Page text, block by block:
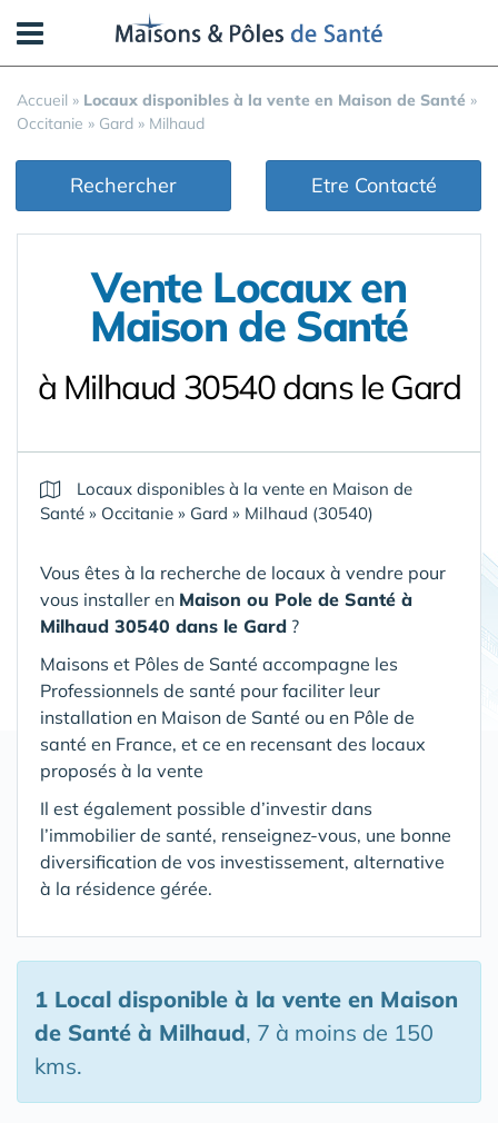
Accueil » Locaux disponibles à la vente en Maison de Santé »
Occitanie » Gard » Milhaud
Rechercher Etre Contacté
Vente Locaux en
Maison de Santé
à Milhaud 30540 dans le Gard
Locaux disponibles à la vente en Maison de
Santé » Occitanie » Gard » Milhaud (30540)
Vous êtes à la recherche de locaux à vendre pour
vous installer en Maison ou Pole de Santé à
Milhaud 30540 dans le Gard ?
Maisons et Pôles de Santé accompagne les
Professionnels de santé pour faciliter leur
installation en Maison de Santé ou en Pôle de
santé en France, et ce en recensant des locaux
proposés à la vente
Il est également possible d’investir dans
l’immobilier de santé, renseignez-vous, une bonne
diversification de vos investissement, alternative
à la résidence gérée.
1 Local disponible à la vente en Maison
de Santé à Milhaud, 7 à moins de 150
kms.
Panneau de gestion des cookies